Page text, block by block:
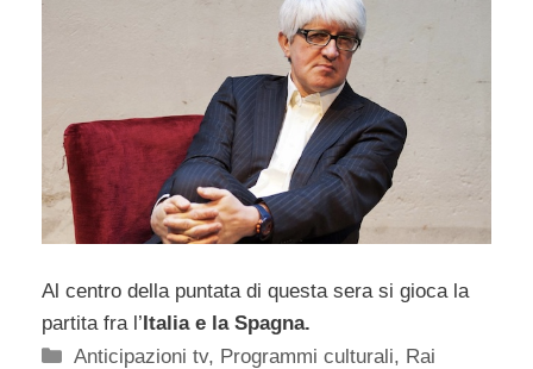
Al centro della puntata di questa sera si gioca la
partita fra l’Italia e la Spagna.
Categorie
Anticipazioni tv, Programmi culturali, Rai